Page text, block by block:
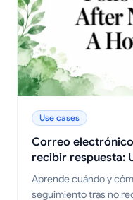
Use cases
Correo
recibir respuesta:
Aprende cuándo y
seguimiento tras no